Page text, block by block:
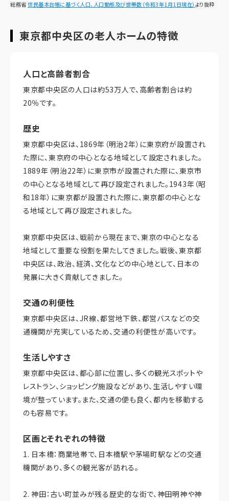
総務省住民基本台帳に基づく人口、人口動態及び世帯数（令和3年1月1日現在） より抜粋
東京都中央区の老人ホームの特徴
人口と高齢者割合
東京都中央区の人口は約53万人で、高齢者割合は約
20％です。
歴史
東京都中央区は、1869年（明治2年）に東京府が設置され
た際に、東京府の中心となる地域として設定されました。
1889年（明治22年）に東京市が設置された際に、東京市
の中心となる地域として再び設定されました。1943年（昭
和18年）に東京都が設置された際に、東京都の中心とな
る地域として再び設定されました。
東京都中央区は、戦前から現在まで、東京の中心となる
地域として重要な役割を果たしてきました。戦後、東京都
中央区は、政治、経済、文化などの中心地として、日本の
発展に大きく貢献してきました。
交通の利便性
東京都中央区は、JR線、都営地下鉄、都営バスなどの交
通機関が充実しているため、交通の利便性が高いです。
生活しやすさ
東京都中央区は、都心部に位置し、多くの観光スポットや
レストラン、ショッピング施設などがあり、生活しやすい環
境が整っています。また、交通の便も良く、都内を移動する
のも容易です。
区画とそれぞれの特徴
1. 日本橋：商業地帯で、日本橋駅や茅場町駅などの交通
機関があり、多くの観光客が訪れる。
2. 神田：古い町並みが残る歴史的な街で、神田明神や神